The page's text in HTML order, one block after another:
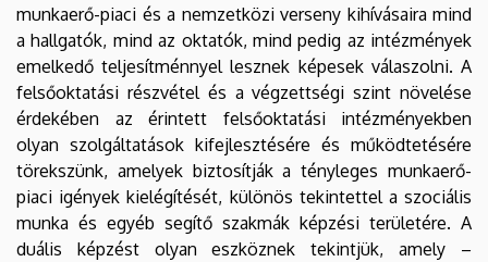
munkaerő-piaci és a nemzetközi verseny kihívásaira mind
a hallgatók, mind az oktatók, mind pedig az intézmények
emelkedő teljesítménnyel lesznek képesek válaszolni. A
felsőoktatási részvétel és a végzettségi szint növelése
érdekében az érintett felsőoktatási intézményekben
olyan szolgáltatások kifejlesztésére és működtetésére
törekszünk, amelyek biztosítják a tényleges munkaerő-
piaci igények kielégítését, különös tekintettel a szociális
munka és egyéb segítő szakmák képzési területére. A
duális képzést olyan eszköznek tekintjük, amely –